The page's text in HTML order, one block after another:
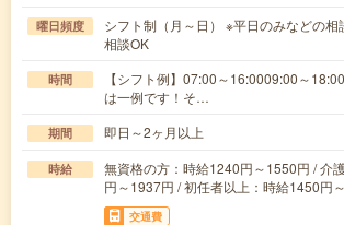
曜日頻度
シフト制（月～日） ※平日のみなどの相
相談OK
時間
【シフト例】07:00～16:0009:00～
は一例です！そ…
期間 即日～2ヶ月以上
時給
無資格の方：時給1240円～1550円 / 介
円～1937円 / 初任者以上：時給1450円
交通費